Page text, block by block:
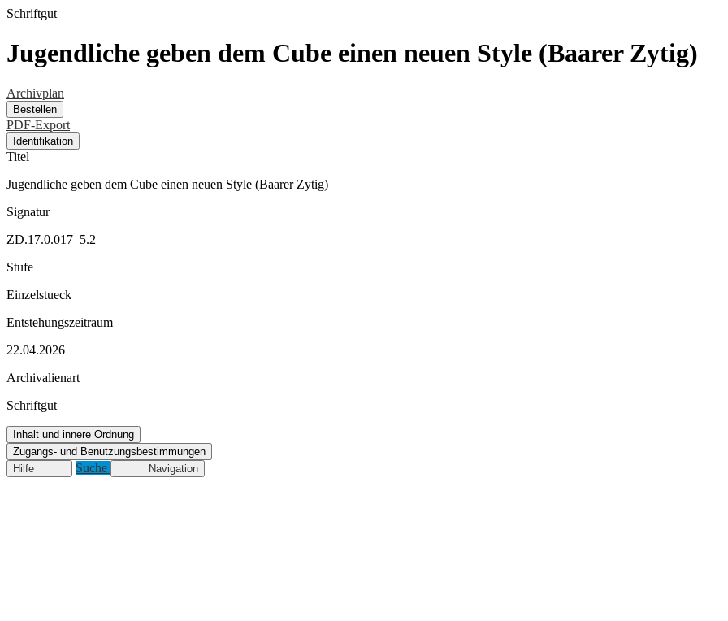
Schriftgut
Jugendliche geben dem Cube einen neuen Style (Baarer Zytig)
Archivplan
Bestellen
PDF-Export
Identifikation
Titel
Jugendliche geben dem Cube einen neuen Style (Baarer Zytig)
Signatur
ZD.17.0.017_5.2
Stufe
Einzelstueck
Entstehungszeitraum
22.04.2026
Archivalienart
Schriftgut
Inhalt und innere Ordnung
Zugangs- und Benutzungsbestimmungen
Hilfe
Suche Navigation